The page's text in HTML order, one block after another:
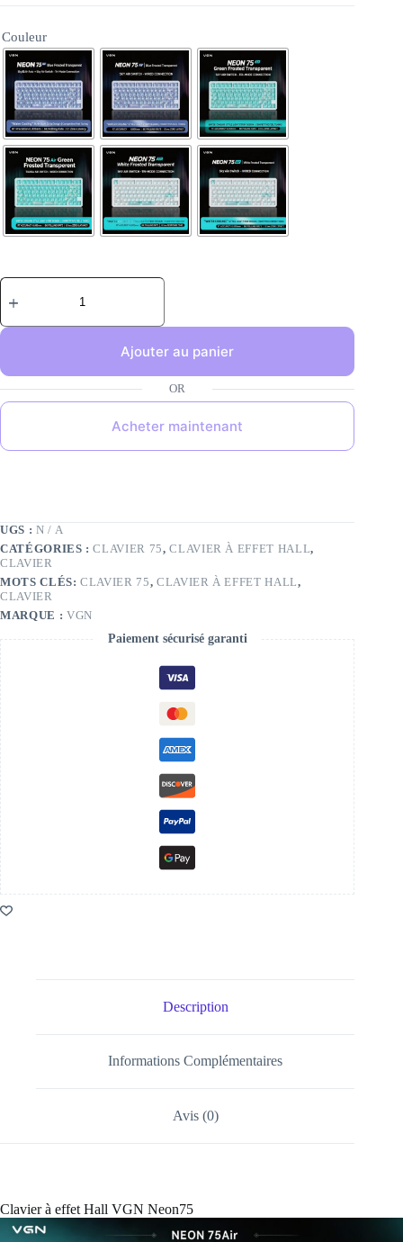
Couleur
Ajouter au panier
Acheter maintenant
UGS : N / A
CATÉGORIES :CLAVIER 75,CLAVIER À EFFET HALL,
CLAVIER
MOTS CLÉS:CLAVIER 75, CLAVIER À EFFET HALL,
CLAVIER
MARQUE : VGN
Paiement sécurisé garanti
Description
Informations Complémentaires
Avis (0)
Clavier à effet Hall VGN Neon75